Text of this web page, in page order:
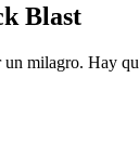
Blast
milagro. Hay